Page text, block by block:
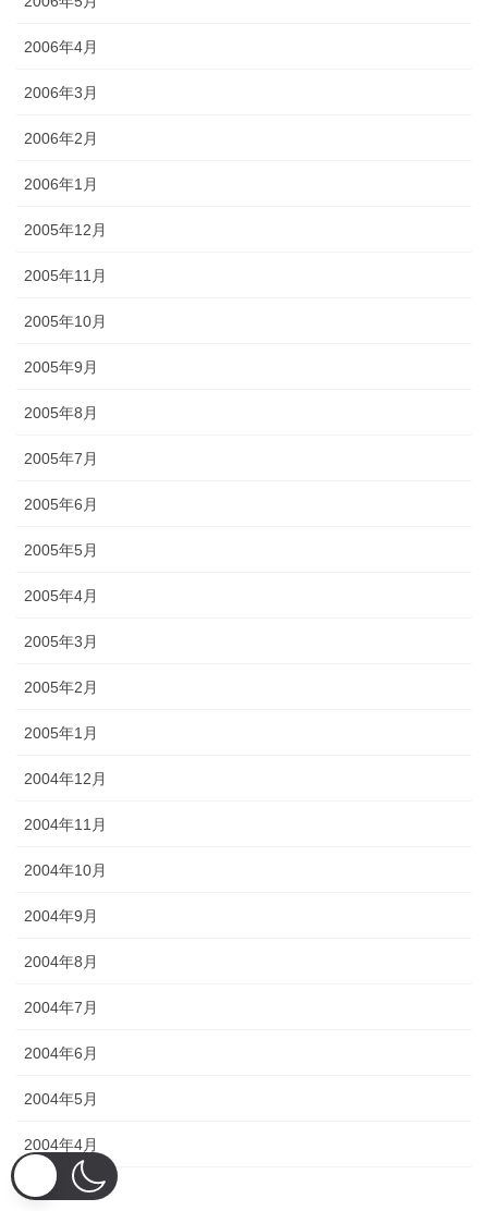
2006年4月
2006年3月
2006年2月
2006年1月
2005年12月
2005年11月
2005年10月
2005年9月
2005年8月
2005年7月
2005年6月
2005年5月
2005年4月
2005年3月
2005年2月
2005年1月
2004年12月
2004年11月
2004年10月
2004年9月
2004年8月
2004年7月
2004年6月
2004年5月
2004年4月
2004年3月